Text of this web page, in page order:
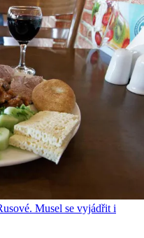
Musel se vyjádřit i